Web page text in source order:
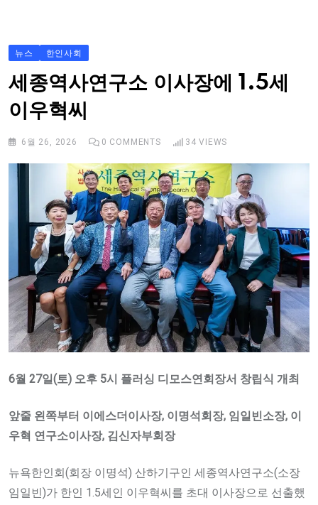
뉴스 한인사회
세종역사연구소 이사장에 1.5세
이우혁씨
6월 26, 2026 0 COMMENTS 34 VIEWS
6월 27일(토) 오후 5시 플러싱 디모스연회장서 창립식 개최
앞줄 왼쪽부터 이에스더이사장, 이명석회장, 임일빈소장, 이
우혁 연구소이사장, 김신자부회장
뉴욕한인회(회장 이명석) 산하기구인 세종역사연구소(소장
임일빈)가 한인 1.5세인 이우혁씨를 초대 이사장으로 선출했